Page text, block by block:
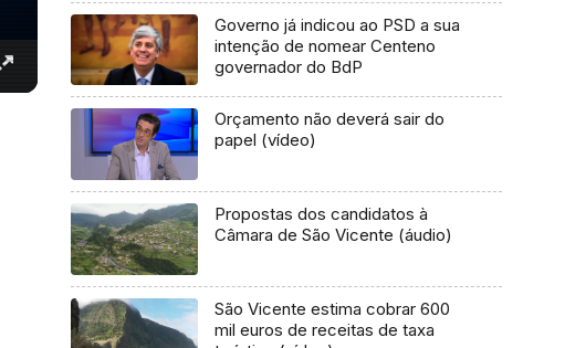
Governo já indicou ao PSD a sua
intenção de nomear Centeno
governador do BdP
Orçamento não deverá sair do
papel (vídeo)
Propostas dos candidatos à
Câmara de São Vicente (áudio)
São Vicente estima cobrar 600
mil euros de receitas de taxa